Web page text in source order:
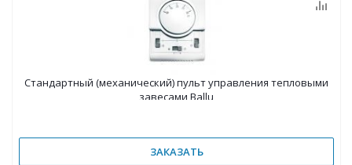
Стандартный (механический) пульт управления тепловыми
завесами Ballu
ЗАКАЗАТЬ